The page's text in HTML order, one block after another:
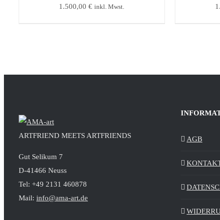
1.500,00€ inkl. Mwst.
ARTFRIEND MEETS ARTFRIENDS
Gut Selikum 7
D-41466 Neuss
Tel: +49 2131 460878
Mail: info@ama-art.de
AGB